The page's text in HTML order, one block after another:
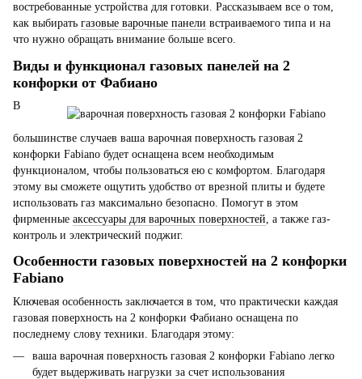
востребованные устройства для готовки. Рассказываем все о том,
как выбирать газовые варочные панели встраиваемого типа и на
что нужно обращать внимание больше всего.
Виды и функционал газовых панелей на 2
конфорки от Фабиано
В
большинстве случаев ваша варочная поверхность газовая 2
конфорки Fabiano будет оснащена всем необходимым
функционалом, чтобы пользоваться ею с комфортом. Благодаря
этому вы сможете ощутить удобство от врезной плиты и будете
использовать газ максимально безопасно. Помогут в этом
фирменные аксессуары для варочных поверхностей , а также газ-
контроль и электрический поджиг.
Особенности газовых поверхностей на 2 конфорки
Fabiano
Ключевая особенность заключается в том, что практически каждая
газовая поверхность на 2 конфорки Фабиано оснащена по
последнему слову техники. Благодаря этому:
ваша варочная поверхность газовая 2 конфорки Fabiano легко
будет выдерживать нагрузки за счет использования